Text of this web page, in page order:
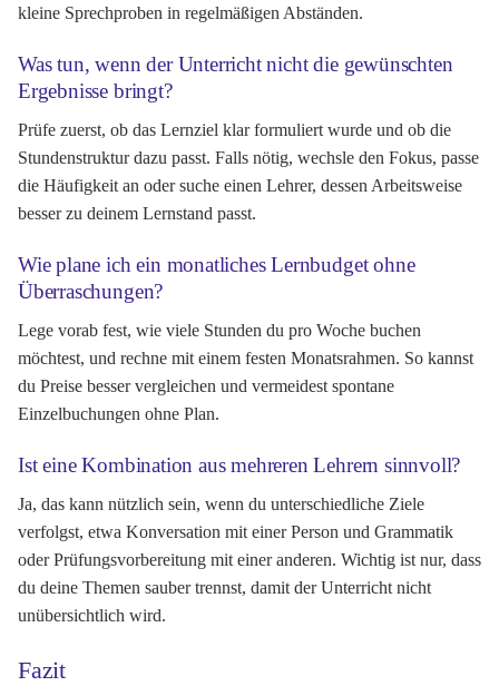
kleine Sprechproben in regelmäßigen Abständen.
Was tun, wenn der Unterricht nicht die gewünschten
Ergebnisse bringt?
Prüfe zuerst, ob das Lernziel klar formuliert wurde und ob die
Stundenstruktur dazu passt. Falls nötig, wechsle den Fokus, passe
die Häufigkeit an oder suche einen Lehrer, dessen Arbeitsweise
besser zu deinem Lernstand passt.
Wie plane ich ein monatliches Lernbudget ohne
Überraschungen?
Lege vorab fest, wie viele Stunden du pro Woche buchen
möchtest, und rechne mit einem festen Monatsrahmen. So kannst
du Preise besser vergleichen und vermeidest spontane
Einzelbuchungen ohne Plan.
Ist eine Kombination aus mehreren Lehrern sinnvoll?
Ja, das kann nützlich sein, wenn du unterschiedliche Ziele
verfolgst, etwa Konversation mit einer Person und Grammatik
oder Prüfungsvorbereitung mit einer anderen. Wichtig ist nur, dass
du deine Themen sauber trennst, damit der Unterricht nicht
unübersichtlich wird.
Fazit